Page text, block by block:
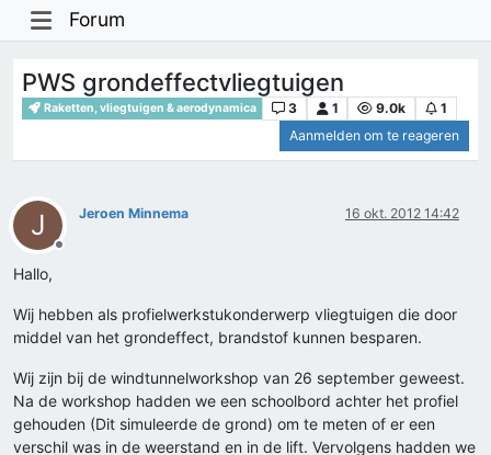
Forum
PWS grondeffectvliegtuigen
Raketten, vliegtuigen & aerodynamica 3 1 9.0k
1
Aanmelden om te reageren
J
Offline
Jeroen Minnema 16 okt. 2012 14:42
Hallo,
Wij hebben als profielwerkstukonderwerp vliegtuigen die door
middel van het grondeffect, brandstof kunnen besparen.
Wij zijn bij de windtunnelworkshop van 26 september geweest.
Na de workshop hadden we een schoolbord achter het profiel
gehouden (Dit simuleerde de grond) om te meten of er een
verschil was in de weerstand en in de lift. Vervolgens hadden we